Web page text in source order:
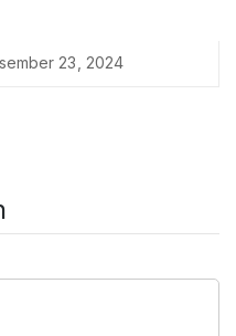
23, 2024